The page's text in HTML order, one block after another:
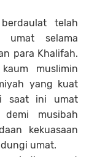
telah
umat selama
para Khalifah.
muslimin
yang kuat
saat ini umat
musibah
kekuasaan
umat.